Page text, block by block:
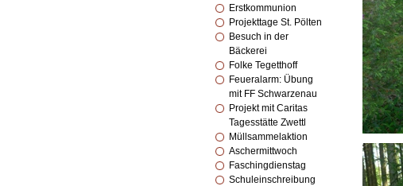
Erstkommunion
Projekttage St. Pölten
Besuch in der
Bäckerei
Folke Tegetthoff
Feueralarm: Übung
mit FF Schwarzenau
Projekt mit Caritas
Tagesstätte Zwettl
Müllsammelaktion
Aschermittwoch
Faschingdienstag
Schuleinschreibung